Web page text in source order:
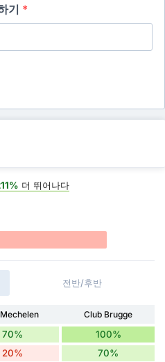
기 *
더 뛰어나다
전반/후반
Club Brugge
70% 100%
20% 70%